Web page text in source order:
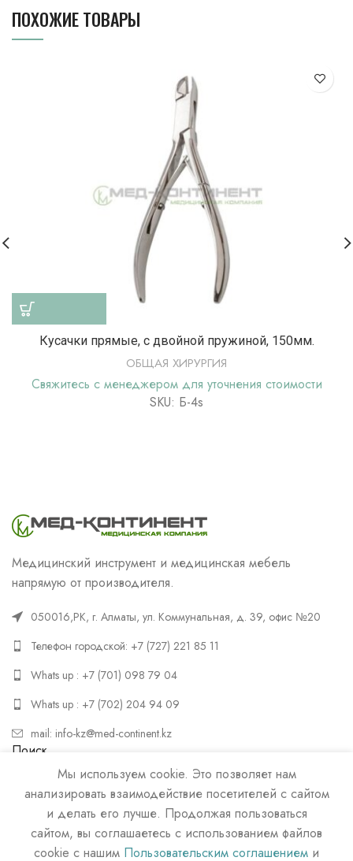
ПОХОЖИЕ ТОВАРЫ
Кусачки прямые, с двойной пружиной, 150мм.
ОБЩАЯ ХИРУРГИЯ
Свяжитесь с менеджером для уточнения стоимости
SKU: Б-4s
Медицинский инструмент и медицинская мебель
напрямую от производителя.
050016,РК, г. Алматы, ул. Коммунальная, д. 39, офис №20
Телефон городской: +7 (727) 221 85 11
Whats up : +7 (701) 098 79 04
Whats up : +7 (702) 204 94 09
mail: info-kz@med-continent.kz
Поиск
ПОИСК
Мы используем cookie. Это позволяет нам
анализировать взаимодействие посетителей с сайтом
и делать его лучше. Продолжая пользоваться
сайтом, вы соглашаетесь с использованием файлов
cookie с нашим Пользовательским соглашением и